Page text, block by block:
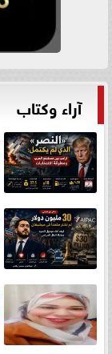
آراء وكتاب